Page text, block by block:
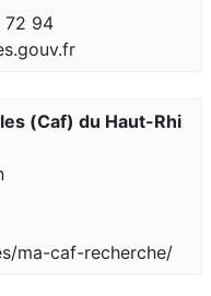
72 94
(Caf) du Haut-Rhi
ma-caf-recherche/